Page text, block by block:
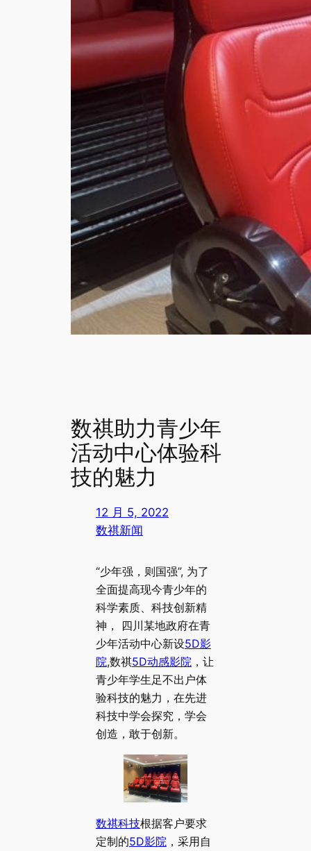
数祺助力青少年
活动中心体验科
技的魅力
12 月 5, 2022
数祺新闻
“少年强，则国强”, 为了
全面提高现今青少年的
科学素质、科技创新精
神， 四川某地政府在青
少年活动中心新设5D影
院,数祺5D动感影院，让
青少年学生足不出户体
验科技的魅力，在先进
科技中学会探究，学会
创造，敢于创新。
数祺科技根据客户要求
定制的5D影院 ，采用自